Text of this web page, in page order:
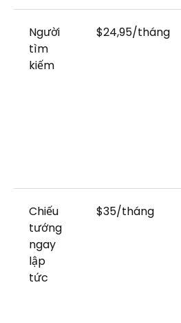
Người
tìm
kiếm
$24,95/tháng
Chiếu
tướng
ngay
lập
tức
$35/tháng